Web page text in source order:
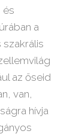
és
a
az őseid
van,
hívja